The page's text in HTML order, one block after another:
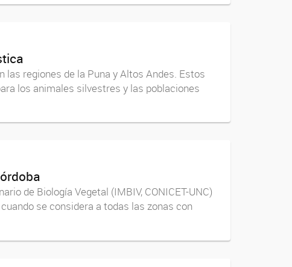
regiones de la Puna y Altos Andes. Estos
los animales silvestres y las poblaciones
de Biología Vegetal (IMBIV, CONICET-UNC)
se considera a todas las zonas con